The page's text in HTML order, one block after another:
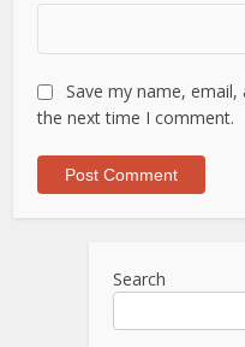
Save my name,
the next time I comment.
Search